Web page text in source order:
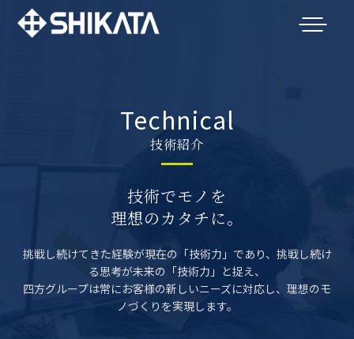
Technical
技術紹介
技術でモノを
理想のカタチに。
挑戦し続けてきた経験が現在の「技術力」であり、 挑戦し続け
る思考が未来の「技術力」と捉え、
四方グループは常にお客様の新しいニーズに対応し、 理想のモ
ノづくりを実現します。